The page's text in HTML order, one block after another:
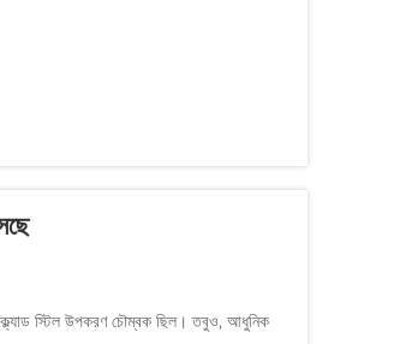
ক্ল্যাড স্টিল উপকরণ চৌম্বক ছিল। তবুও, আধুনিক